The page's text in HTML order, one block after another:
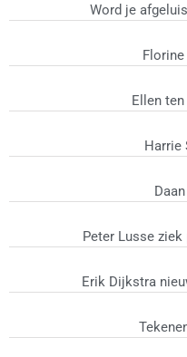
Word je
Ellen
Harrie
Peter Lusse
Erik Dijkstra